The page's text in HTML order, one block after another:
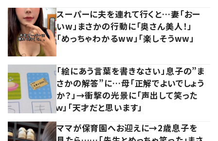
スーパーに夫を連れて行くと…妻「おー
いw」まさかの行動に「奥さん美人！」
「めっちゃわかるww」「楽しそうww」
「絵にあう言葉を書きなさい」息子の”ま
さかの解答”に…母「正解でよいでしょう
か？」→衝撃の光景に「声出して笑った
ｗ」「天才だと思います」
ママが保育園へお迎えに→2歳息子を